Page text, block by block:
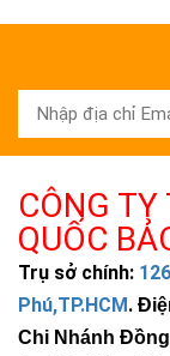
CÔNG
QUỐC
Trụ sở chính:
Phú,TP.HCM.
Chi Nhánh